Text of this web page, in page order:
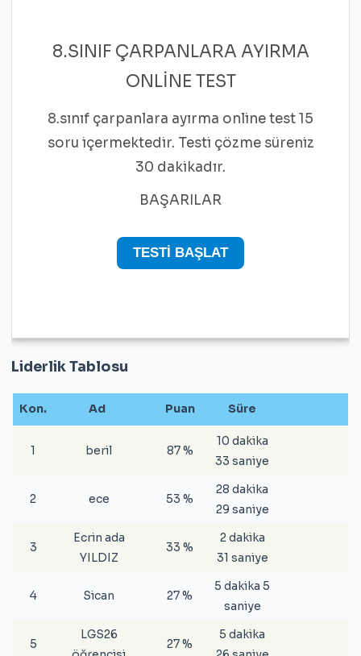
8.SINIF ÇARPANLARA AYIRMA
ONLINE TEST
8.sınıf çarpanlara ayırma online test 15
soru içermektedir. Testi çözme süreniz
30 dakikadır.
BAŞARILAR
Liderlik Tablosu
Kon. Ad Puan Süre
1 beril 87 %
10 dakika
33 saniye
2 ece 53 %
28 dakika
29 saniye
3
Ecrin ada
YILDIZ
33 %
2 dakika
31 saniye
4 Sican 27 %
5 dakika 5
saniye
5
LGS26
27 %
5 dakika